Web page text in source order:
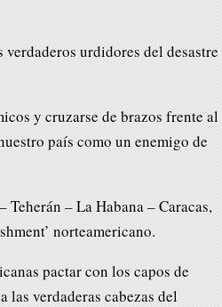
urdidores del desastre
y cruzarse de brazos frente al
país como un enemigo de
– La Habana – Caracas,
norteamericano.
pactar con los capos de
las verdaderas cabezas del